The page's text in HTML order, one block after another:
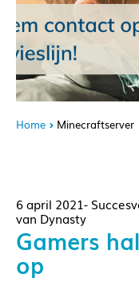
Home Minecraftserver
6 april 2021-
van Dynasty
Gamers
op